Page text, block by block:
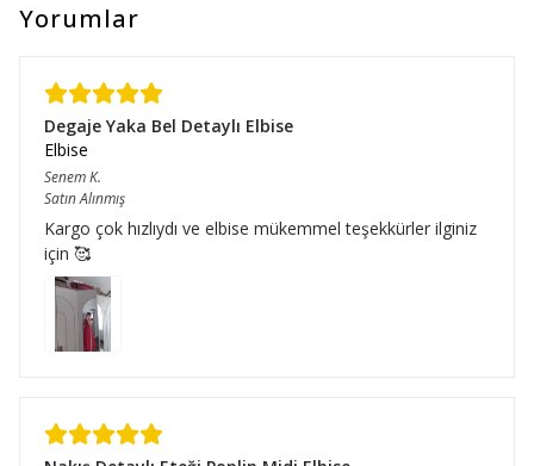
Yorumlar
Degaje Yaka Bel Detaylı Elbise
Elbise
SenemK.
Satın Alınmış
Kargo çok hızlıydı ve elbise mükemmel teşekkürler ilginiz
için 🥰